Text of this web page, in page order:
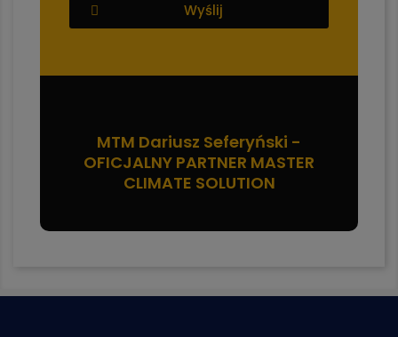
Wyślij
MTM Dariusz Seferyński -
OFICJALNY PARTNER MASTER
CLIMATE SOLUTION